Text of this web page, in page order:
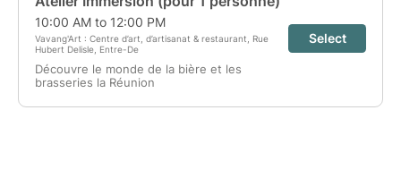
BiB.
Ces ateliers sont proposés uniquement les mardi et
un vendredi et samedi sur deux.